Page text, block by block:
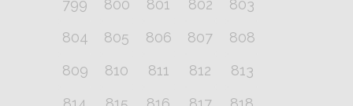
799
800 801 802
803
804
805 806 807
808
809
810 811 812
813